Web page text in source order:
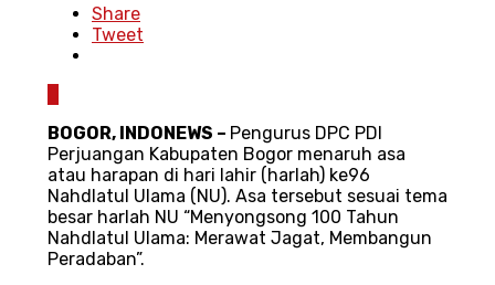
Share
Tweet
BOGOR, INDONEWS – Pengurus DPC PDI
Perjuangan Kabupaten Bogor menaruh asa
atau harapan di hari lahir (harlah) ke96
Nahdlatul Ulama (NU). Asa tersebut sesuai tema
besar harlah NU “Menyongsong 100 Tahun
Nahdlatul Ulama: Merawat Jagat, Membangun
Peradaban”.